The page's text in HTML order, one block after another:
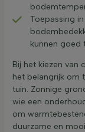
Toepassing
kunnen goed
Bij het kiezen van
het belangrijk om
tuin. Zonnige
wie een
om
duurzame en